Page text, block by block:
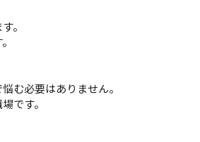
。
む必要はありません。
です。